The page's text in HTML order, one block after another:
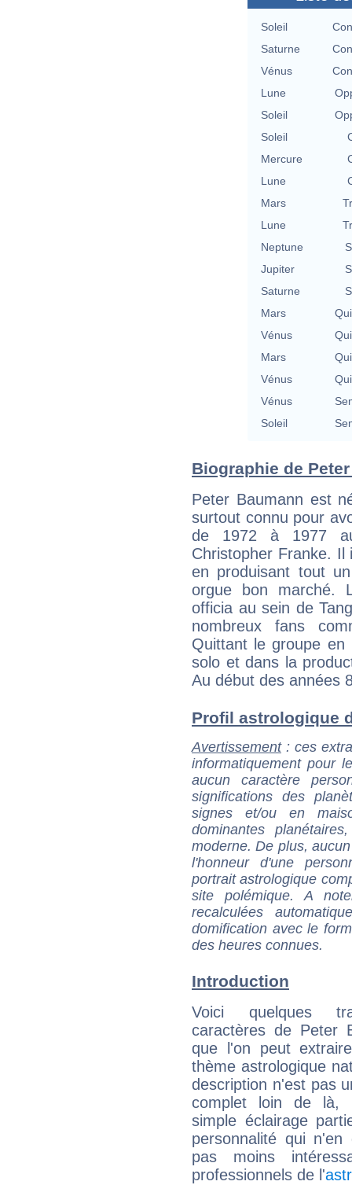
Soleil
Saturne
Vénus
Lune
Soleil
Soleil
Mercure
Lune
Mars
Lune
Neptune
Jupiter
Saturne
Mars
Vénus
Mars
Vénus
Vénus
Soleil
Biographie de
Peter Baumann est
surtout connu pour
de 1972 à 1977
Christopher Franke. Il
en produisant tout
orgue bon marché.
officia au sein de
nombreux fans
Quittant le groupe
solo et dans la
Au début des années
Profil astrologique
Avertissement: ces
informatiquement pour
aucun caractère
significations des
signes et/ou en
dominantes
moderne. De plus,
l'honneur d'une
portrait astrologique
site polémique. A
recalculées
domification avec le
des heures connues.
Introduction
Voici quelques
caractères de Peter
que l'on peut
thème astrologique
description n'est pas
complet loin de là,
simple éclairage
personnalité qui n'en
pas moins
professionnels de l'